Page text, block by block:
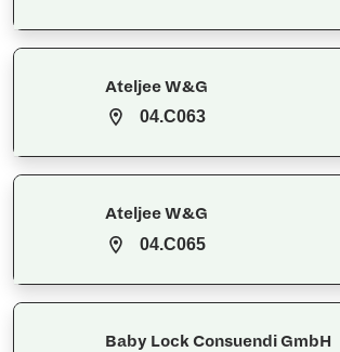
Ateljee W&G
04.C063
Ateljee W&G
04.C065
Baby Lock Consuendi GmbH